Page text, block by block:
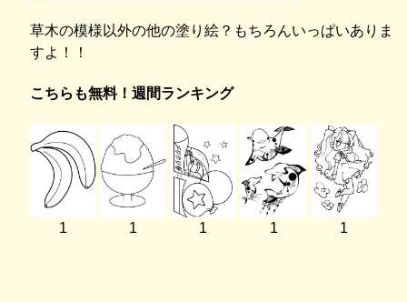
草木の模様以外の他の塗り絵？もちろんいっぱいありま
すよ！！
こちらも無料！週間ランキング
1 1 1 1 1